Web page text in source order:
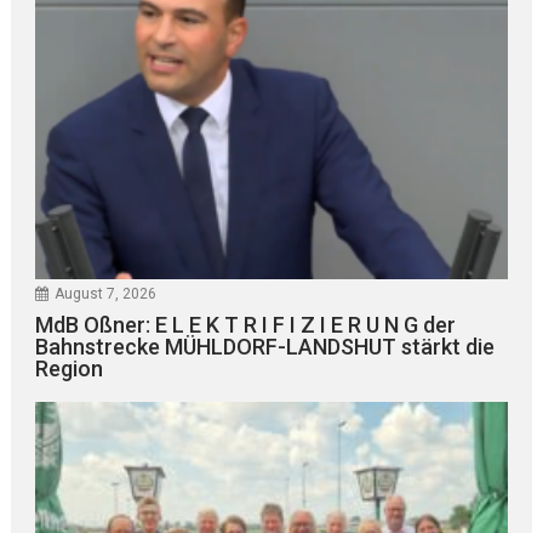
August 7, 2026
MdB Oßner: E L E K T R I F I Z I E R U N G der
Bahnstrecke MÜHLDORF-LANDSHUT stärkt die
Region